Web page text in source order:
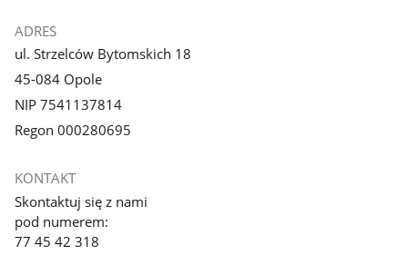
ADRES
ul. Strzelców Bytomskich 18
45-084 Opole
NIP 7541137814
Regon 000280695
KONTAKT
Skontaktuj się z nami
pod numerem:
77 45 42 318